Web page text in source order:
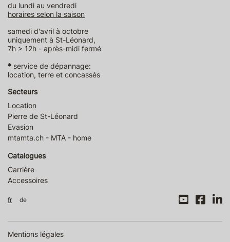
du lundi au vendredi
horaires selon la saison
samedi d'avril à octobre
uniquement à St-Léonard,
7h > 12h - après-midi fermé
* service de dépannage:
location, terre et concassés
Secteurs
Location
Pierre de St-Léonard
Evasion
mtamta.ch - MTA - home
Catalogues
Carrière
Accessoires
fr de
Mentions légales